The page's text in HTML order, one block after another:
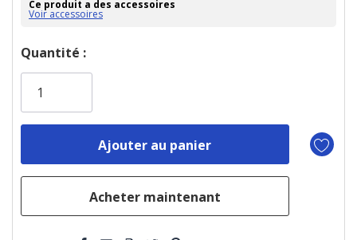
Ce produit a des accessoires
Voir accessoires
Dépêchez-
vous!
plus
Quantité :